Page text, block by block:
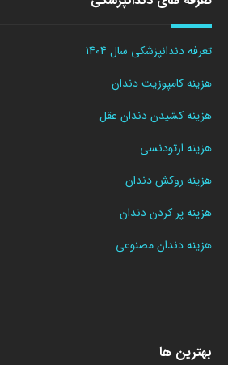
تعرفه دندانپزشکی سال 1404
هزینه کامپوزیت دندان
هزینه کشیدن دندان عقل
هزینه ارتودنسی
هزینه روکش دندان
هزینه پر کردن دندان
هزینه دندان مصنوعی
بهترین ها